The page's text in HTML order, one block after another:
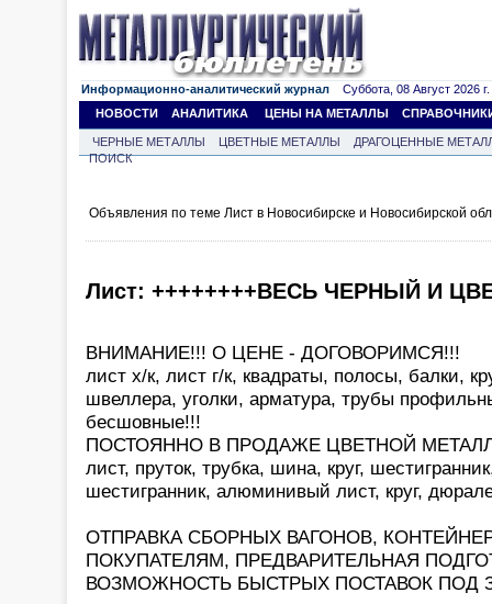
Информационно-аналитический журнал Суббота, 08 Август 2026 г.
НОВОСТИ
АНАЛИТИКА ЦЕНЫ НА МЕТАЛЛЫ
ЧЕРНЫЕ МЕТАЛЛЫ ЦВЕТНЫЕ МЕТАЛЛЫ
ДРАГОЦЕННЫЕ
ПОИСК
Объявления по теме Лист в Новосибирске и Новосибирской
Лист: ++++++++ВЕСЬ ЧЕРНЫЙ И
ВНИМАНИЕ!!! О ЦЕНЕ - ДОГОВОРИМСЯ!!!
лист х/к, лист г/к, квадраты, полосы, балки,
швеллера, уголки, арматура, трубы
бесшовные!!!
ПОСТОЯННО В ПРОДАЖЕ ЦВЕТНОЙ
лист, пруток, трубка, шина, круг,
шестигранник, алюминивый лист, круг,
ОТПРАВКА СБОРНЫХ ВАГОНОВ,
ПОКУПАТЕЛЯМ, ПРЕДВАРИТЕЛЬНАЯ
ВОЗМОЖНОСТЬ БЫСТРЫХ ПОСТАВОК ПОД